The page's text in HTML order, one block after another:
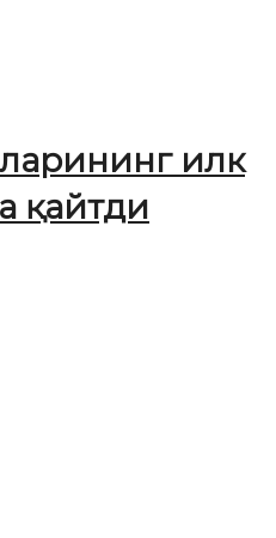
илк
қайтди